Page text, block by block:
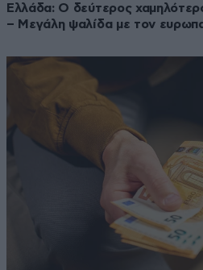
Ελλάδα: Ο δεύτερος
– Μεγάλη ψαλίδα με τον